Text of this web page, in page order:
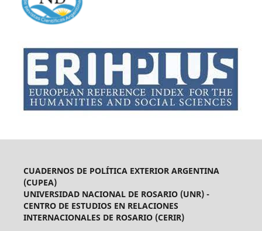
CUADERNOS DE POLÍTICA EXTERIOR ARGENTINA
(CUPEA)
UNIVERSIDAD NACIONAL DE ROSARIO (UNR) -
CENTRO DE ESTUDIOS EN RELACIONES
INTERNACIONALES DE ROSARIO (CERIR)